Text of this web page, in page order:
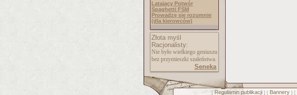
Latający Potwór
Spaghetti FSM
Prowadzę się rozumnie
(dla kierowców)
Złota myśl
Racjonalisty:
Nie było wielkiego geniuszu
bez przymieszki szaleństwa.
Seneka
[ Regulamin publikacji] [ Bannery] [